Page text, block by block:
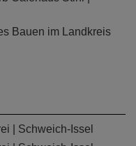
Bauen im Landkreis
| Schweich-Issel